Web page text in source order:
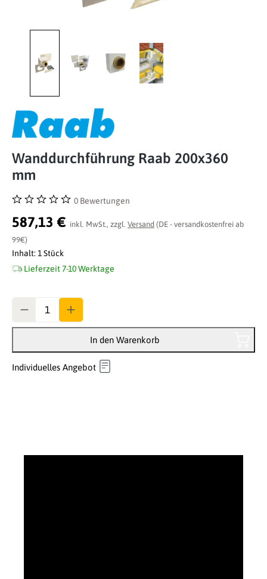
Wanddurchführung Raab 200x360
mm
Durchschnittliche Bewertung von 0 von 5 Sternen
0 Bewertungen
587,13 € inkl. MwSt., zzgl. Versand (DE - versandkostenfrei ab
99€)
Inhalt: 1 Stück
Lieferzeit 7-10 Werktage
In den Warenkorb
Individuelles Angebot